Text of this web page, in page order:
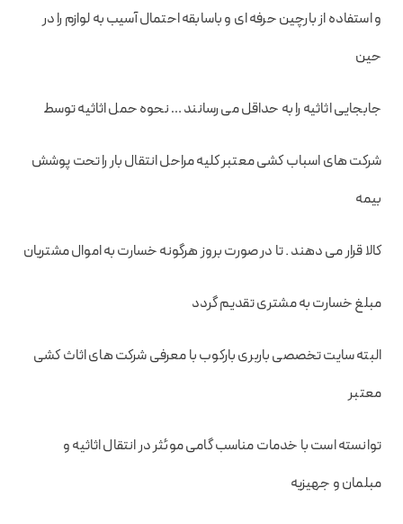
و استفاده از بارچین حرفه ای و باسابقه احتمال آسیب به لوازم را در
حین
جابجایی اثاثیه را به حداقل می رسانند … نحوه حمل اثاثیه توسط
شرکت های اسباب کشی معتبر کلیه مراحل انتقال بار را تحت پوشش
بیمه
کالا قرار می دهند . تا در صورت بروز هرگونه خسارت به اموال مشتریان
مبلغ خسارت به مشتری تقدیم گردد
البته سایت تخصصی باربری بارکوب با معرفی شرکت های اثاث کشی
معتبر
توانسته است با خدمات مناسب گامی موئثر در انتقال اثاثیه و
مبلمان و جهیزیه